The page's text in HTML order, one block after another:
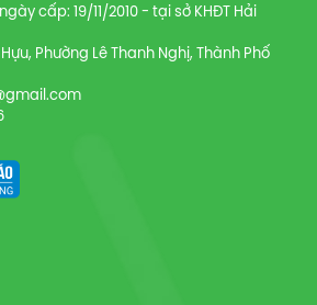
cấp: 19/11/2010 - tại sở KHĐT Hải
Phường Lê Thanh Nghị, Thành Phố